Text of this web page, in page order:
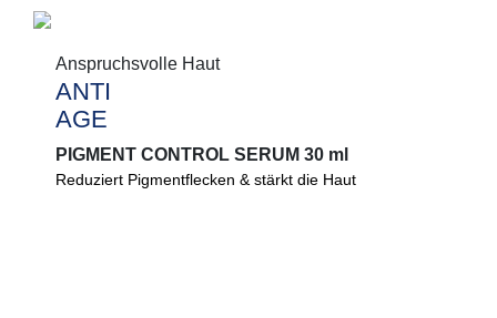
Anspruchsvolle Haut
ANTI
AGE
PIGMENT CONTROL SERUM 30 ml
White Peony & Melazero® mindern Pigmentflecken.
Anspruchsvolle Haut
ANTI
AGE
PIGMENT CONTROL SERUM 30 ml
Reduziert Pigmentflecken & stärkt die Haut